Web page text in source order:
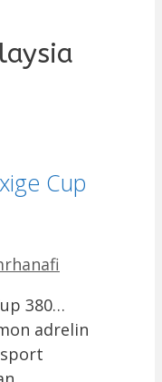
Cup
380…
adrelin